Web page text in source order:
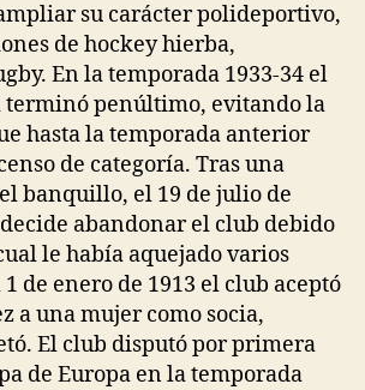
su carácter polideportivo,
de hockey hierba,
En la temporada 1933-34 el
terminó penúltimo, evitando la
hasta la temporada anterior
de categoría. Tras una
banquillo, el 19 de julio de
abandonar el club debido
le había aquejado varios
1 de enero de 1913 el club aceptó
a una mujer como socia,
El club disputó por primera
de Europa en la temporada